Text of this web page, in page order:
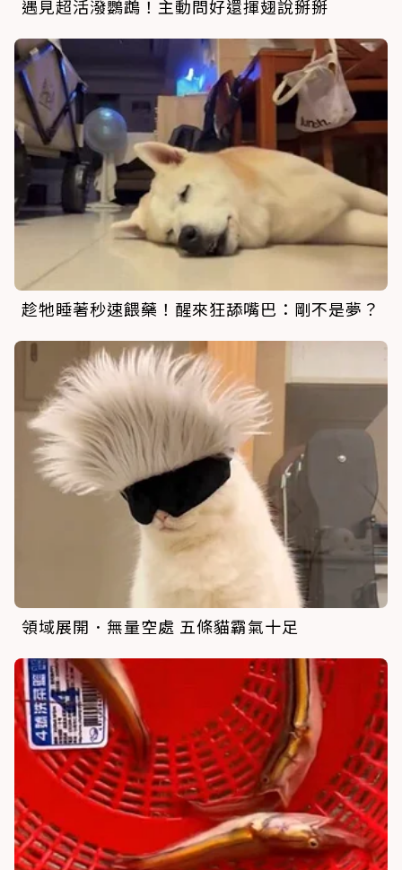
遇見超活潑鸚鵡！主動問好還揮翅說掰掰
趁牠睡著秒速餵藥！醒來狂舔嘴巴：剛不是夢？
領域展開．無量空處 五條貓霸氣十足